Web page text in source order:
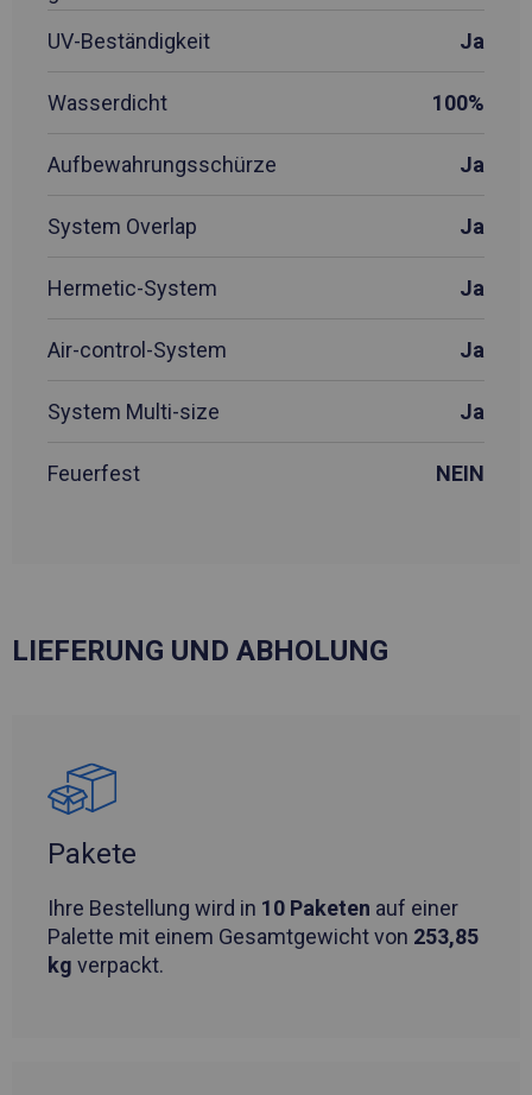
UV-Beständigkeit
Ja
Wasserdicht 100%
Aufbewahrungsschürze Ja
System Overlap Ja
Hermetic-System Ja
Air-control-System Ja
System Multi-size Ja
Feuerfest NEIN
LIEFERUNG UND ABHOLUNG
Pakete
Ihre Bestellung wird in 10 Paketen auf einer
Palette mit einem Gesamtgewicht von 253,85
kg verpackt.